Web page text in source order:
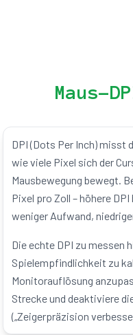
Maus-
DPI (Dots Per Inch) misst
wie viele Pixel sich der
Mausbewegung bewegt.
Pixel pro Zoll – höhere
weniger Aufwand,
Die echte DPI zu messen
Spielempfindlichkeit zu
Monitorauflösung
Strecke und deaktiviere
(„Zeigerpräzision